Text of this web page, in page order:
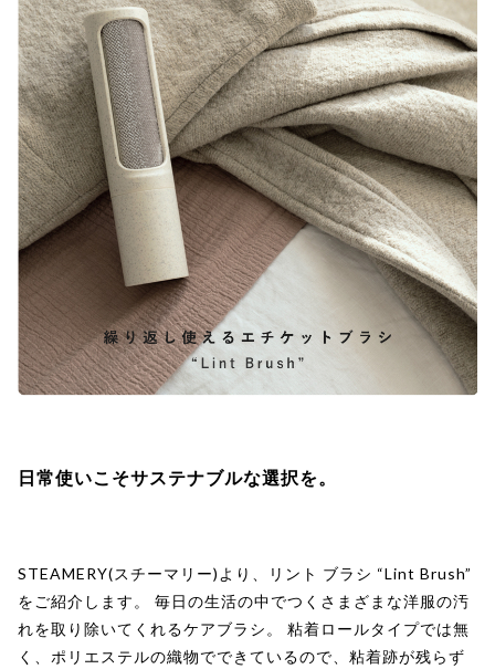
日常使いこそサステナブルな選択を。
STEAMERY(スチーマリー)より、リント ブラシ “Lint Brush”
をご紹介します。 毎日の生活の中でつくさまざまな洋服の汚
れを取り除いてくれるケアブラシ。 粘着ロールタイプでは無
く、ポリエステルの織物でできているので、粘着跡が残らず